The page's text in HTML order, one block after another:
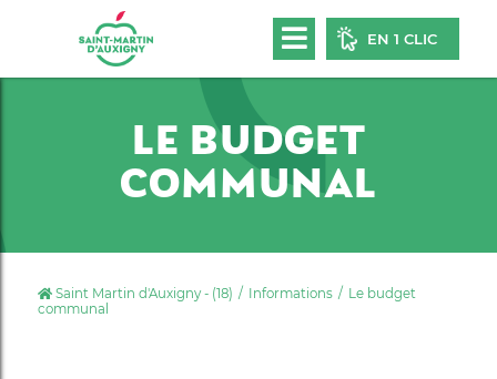
EN 1 CLIC
LE BUDGET
COMMUNAL
Saint Martin d'Auxigny - (18) Informations
Le budget
communal